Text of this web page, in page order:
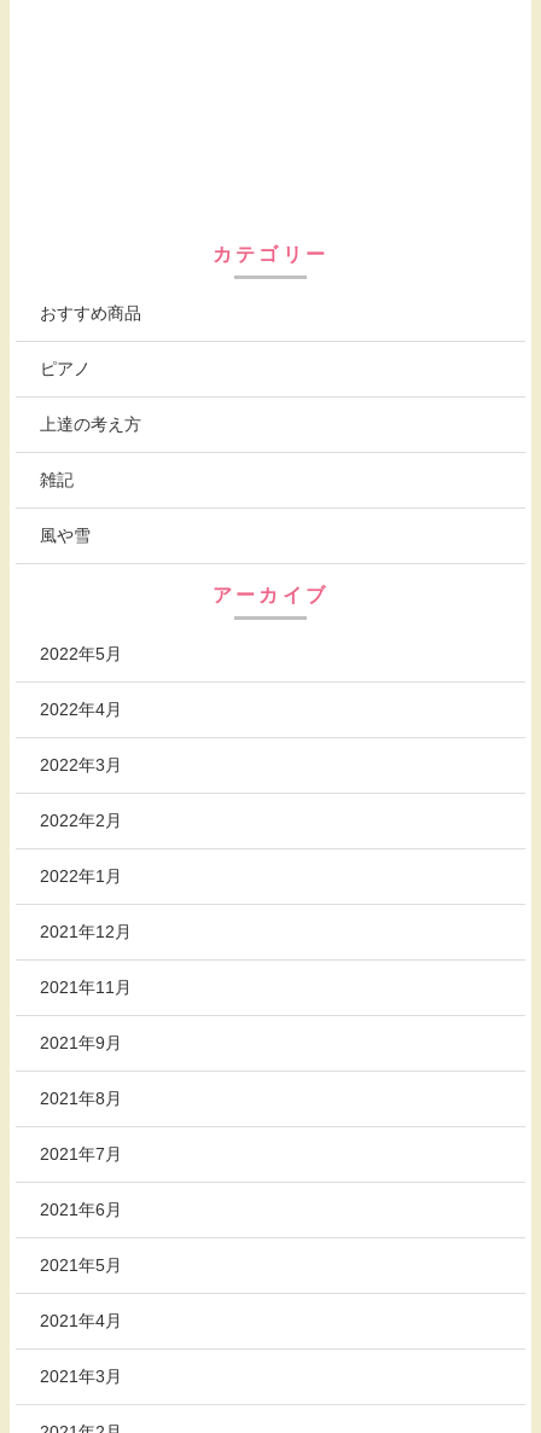
カテゴリー
おすすめ商品
ピアノ
上達の考え方
雑記
風や雪
アーカイブ
2022年5月
2022年4月
2022年3月
2022年2月
2022年1月
2021年12月
2021年11月
2021年9月
2021年8月
2021年7月
2021年6月
2021年5月
2021年4月
2021年3月